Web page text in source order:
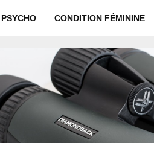
PSYCHO CONDITION FÉMININE